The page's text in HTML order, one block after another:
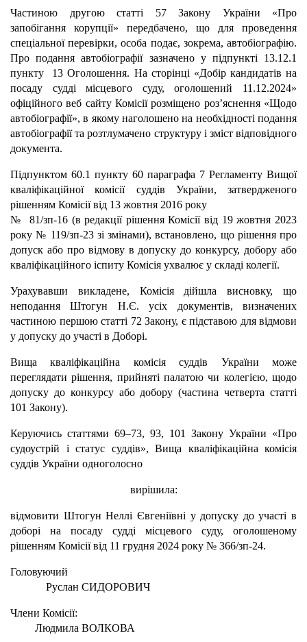
Частиною другою статті 57 Закону України «Про
запобігання корупції» передбачено, що для проведення
спеціальної перевірки, особа подає, зокрема, автобіографію.
Про подання автобіографії зазначено у підпункті 13.12.1
пункту 13 Оголошення. На сторінці «Добір кандидатів на
посаду судді місцевого суду, оголошений 11.12.2024»
офіційного веб сайту Комісії розміщено роз’яснення «Щодо
автобіографії», в якому наголошено на необхідності подання
автобіографії та розтлумачено структуру і зміст відповідного
документа.
Підпунктом 60.1 пункту 60 параграфа 7 Регламенту Вищої
кваліфікаційної комісії суддів України, затвердженого
рішенням Комісії від 13 жовтня 2016 року
№ 81/зп-16 (в редакції рішення Комісії від 19 жовтня 2023
року № 119/зп-23 зі змінами), встановлено, що рішення про
допуск або про відмову в допуску до конкурсу, добору або
кваліфікаційного іспиту Комісія ухвалює у складі колегії.
Урахувавши викладене, Комісія дійшла висновку, що
неподання Штогун Н.Є. усіх документів, визначених
частиною першою статті 72 Закону, є підставою для відмови
у допуску до участі в Доборі.
Вища кваліфікаційна комісія суддів України може
переглядати рішення, прийняті палатою чи колегією, щодо
допуску до конкурсу або добору (частина четверта статті
101 Закону).
Керуючись статтями 69–73, 93, 101 Закону України «Про
судоустрій і статус суддів», Вища кваліфікаційна комісія
суддів України одноголосно
вирішила:
відмовити Штогун Неллі Євгеніївні у допуску до участі в
доборі на посаду судді місцевого суду, оголошеному
рішенням Комісії від 11 грудня 2024 року № 366/зп-24.
Головуючий
Руслан СИДОРОВИЧ
Члени Комісії:
Людмила ВОЛКОВА